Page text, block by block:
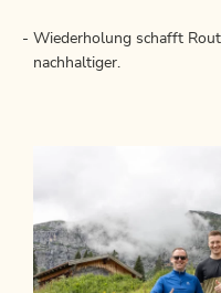
Wiederholung schafft
nachhaltiger.